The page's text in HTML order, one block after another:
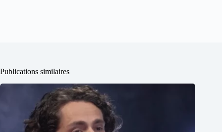
Publications similaires